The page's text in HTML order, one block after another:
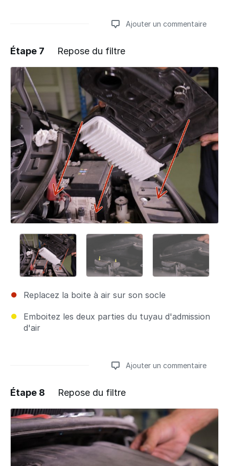
Ajouter un commentaire
Ajouter un commentaire
Étape 7 Repose du filtre
Replacez la boite à air sur son socle
Emboitez les deux parties du tuyau d'admission
d'air
Ajouter un commentaire
Ajouter un commentaire
Étape 8 Repose du filtre